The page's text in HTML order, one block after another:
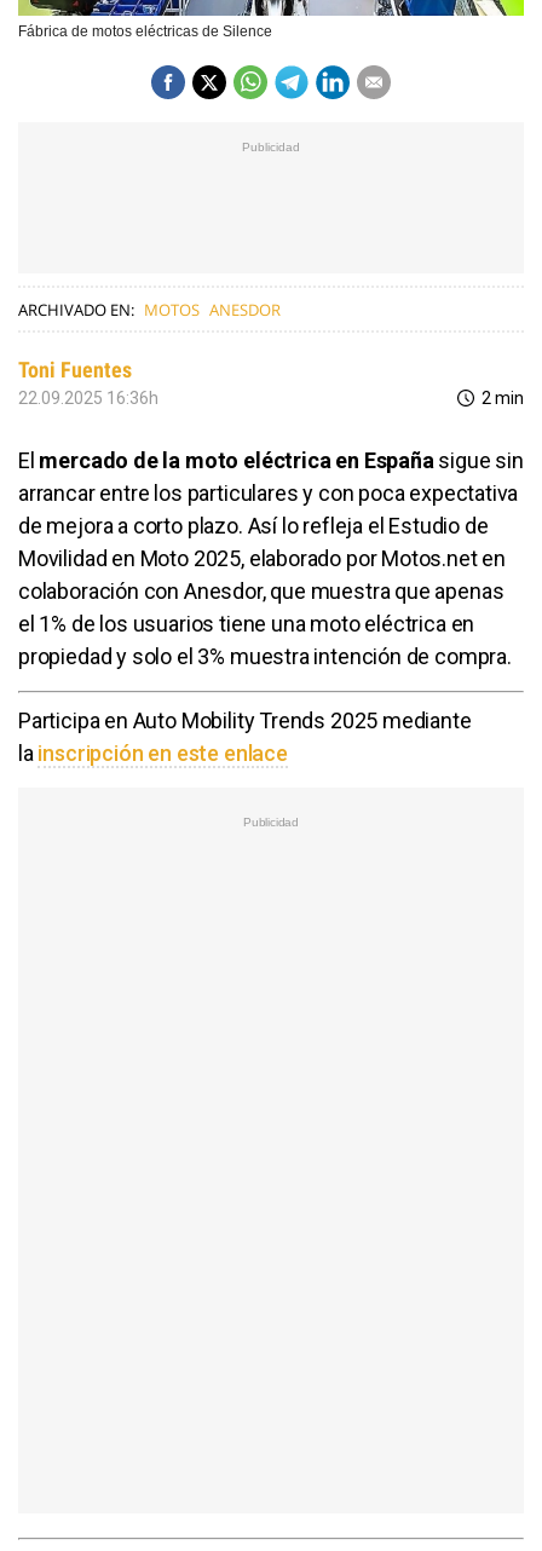
Fábrica de motos eléctricas de Silence
ARCHIVADO EN: MOTOS ANESDOR
Toni Fuentes
22.09.2025 16:36h 2 min
El mercado de la moto eléctrica en España sigue sin
arrancar entre los particulares y con poca expectativa
de mejora a corto plazo. Así lo refleja el Estudio de
Movilidad en Moto 2025, elaborado por Motos.net en
colaboración con Anesdor, que muestra que apenas
el 1% de los usuarios tiene una moto eléctrica en
propiedad y solo el 3% muestra intención de compra.
Participa en Auto Mobility Trends 2025 mediante
la inscripción en este enlace